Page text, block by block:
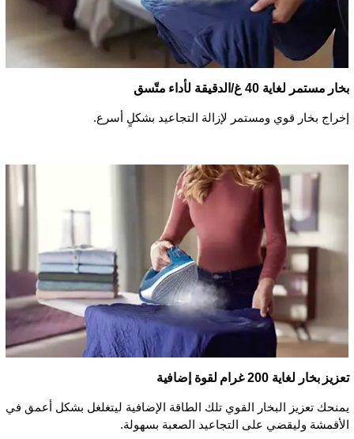
بخار مستمر لغاية 40 غ/الدقيقة لأداء متّسق
إخراج بخار قوي ومستمر لإزالة التجاعيد بشكلٍ أسرع.
تعزيز بخار لغاية 200 غرام لقوة إضافية
يمنحك تعزيز البخار القوي تلك الطاقة الإضافية ليتغلغل بشكل أعمق في
الأقمشة وليقضي على التجاعيد الصعبة بسهولة.